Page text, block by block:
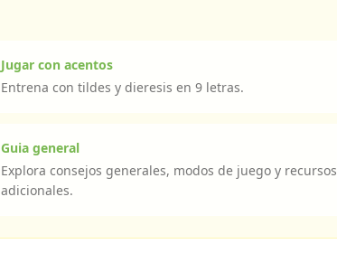
Jugar con acentos
Entrena con tildes y dieresis en 9 letras.
Guia general
Explora consejos generales, modos de juego y recursos
adicionales.